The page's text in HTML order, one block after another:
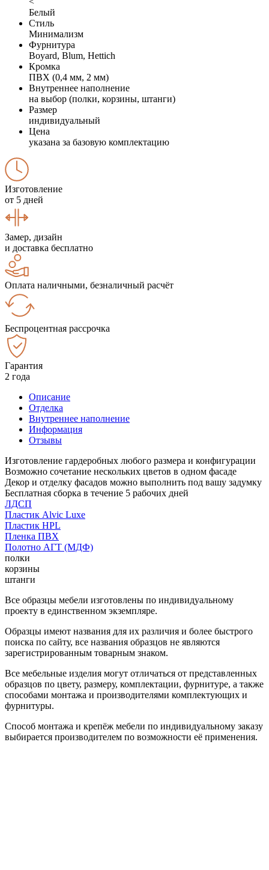
Белый
Стиль
Минимализм
Фурнитура
Boyard, Blum, Hettich
Кромка
ПВХ (0,4 мм, 2 мм)
Внутреннее наполнение
на выбор (полки, корзины, штанги)
Размер
индивидуальный
Цена
указана за базовую комплектацию
Изготовление
от 5 дней
Замер, дизайн
и доставка бесплатно
Оплата наличными, безналичный расчёт
Беспроцентная рассрочка
Гарантия
2 года
Описание
Отделка
Внутреннее наполнение
Информация
Отзывы
Изготовление гардеробных любого размера и конфигурации
Возможно сочетание нескольких цветов в одном фасаде
Декор и отделку фасадов можно выполнить под вашу задумку
Бесплатная сборка в течение 5 рабочих дней
ЛДСП
Пластик Alvic Luxe
Пластик HPL
Пленка ПВХ
Полотно АГТ (МДФ)
полки
корзины
штанги
Все образцы мебели изготовлены по индивидуальному
проекту в единственном экземпляре.
Образцы имеют названия для их различия и более быстрого
поиска по сайту, все названия образцов не являются
зарегистрированным товарным знаком.
Все мебельные изделия могут отличаться от представленных
образцов по цвету, размеру, комплектации, фурнитуре, а также
способами монтажа и производителями комплектующих и
фурнитуры.
Способ монтажа и крепёж мебели по индивидуальному заказу
выбирается производителем по возможности её применения.